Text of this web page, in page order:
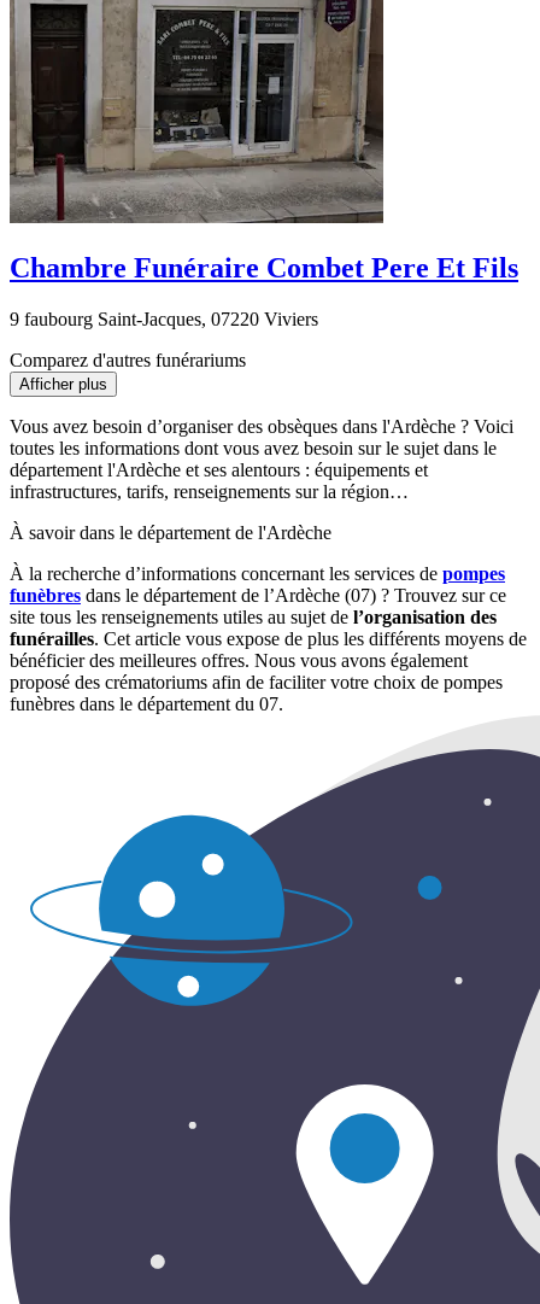
Chambre Funéraire Combet Pere Et Fils
9 faubourg Saint-Jacques, 07220 Viviers
Comparez d'autres funérariums
Afficher plus
Vous avez besoin d’organiser des obsèques dans l'Ardèche ? Voici
toutes les informations dont vous avez besoin sur le sujet dans le
département l'Ardèche et ses alentours : équipements et
infrastructures, tarifs, renseignements sur la région…
À savoir dans le département de l'Ardèche
À la recherche d’informations concernant les services de pompes
funèbres dans le département de l’Ardèche (07) ? Trouvez sur ce
site tous les renseignements utiles au sujet de l’organisation des
funérailles. Cet article vous expose de plus les différents moyens de
bénéficier des meilleures offres. Nous vous avons également
proposé des crématoriums afin de faciliter votre choix de pompes
funèbres dans le département du 07.